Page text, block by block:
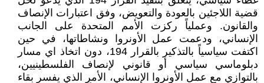
قضية اللاجئين بالعودة والتعويض، وفق اعتبارات الإنصاف
والقانون. وعملياً ركزت الأمم المتحدة على الجانب
الإنساني، ودعمت عمل الأونروا ونشاطاتها، في حين
اكتفت سياسياً بالتذكير بالقرار 194، دون اتخاذ اي مسار
دبلوماسي سياسي أو قانوني لإنصاف الفلسطينيين،
بالتوازي مع عمل الأونروا الإنساني، الأمر الذي يفسر بقاء